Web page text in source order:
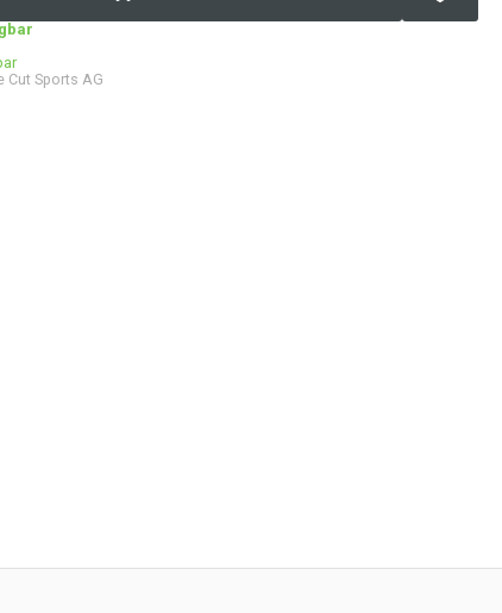
Cut Sports AG